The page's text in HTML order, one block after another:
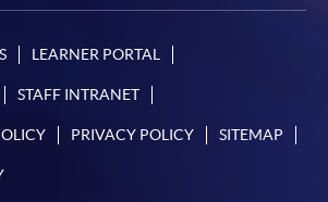
LEARNER PORTAL
STAFF INTRANET
PRIVACY POLICY SITEMAP